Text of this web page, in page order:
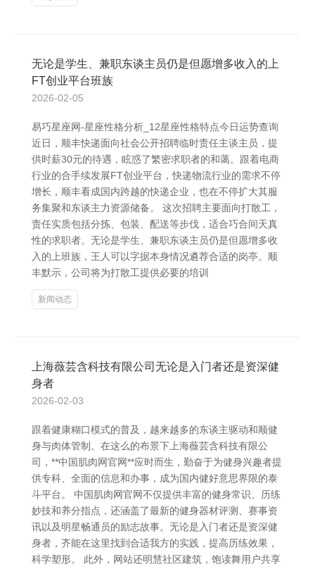
无论是学生、兼职东谈主员仍是但愿增多收入的上
FT创业平台班族
2026-02-05
易巧星座网-星座性格分析_12星座性格特点今日运势查询
近日，顺丰快递面向社会公开招聘临时责任主谈主员，提
供时薪30元的待遇，眩惑了繁密求职者的和蔼。跟着电商
行业的合手续发展FT创业平台，快递物流行业的需求不停
增长，顺丰看成国内跨越的快递企业，也在不停扩大其服
务集聚和东谈主力资源储备。 这次招聘主要面向打散工，
责任实质包括分拣、包装、配送等步伐，适合巧合间天真
性的求职者。无论是学生、兼职东谈主员仍是但愿增多收
入的上班族，王人可以字据本身情况遴荐合适的岗亭。顺
丰默示，公司将为打散工提供必要的培训
新闻动态
上海薇芸含科技有限公司无论是入门者还是资深健
身者
2026-02-03
跟着健康糊口模式的普及，越来越多的东谈主驱动和顺健
身与肉体管制。在这么的布景下上海薇芸含科技有限公
司，**中国肌肉网官网**应时而生，勤奋于为健身兴趣者提
供专科、全面的信息和办事，成为国内健好意思界限的泰
斗平台。 中国肌肉网官网不仅提供丰富的健身常识、历练
妙技和养分指点，还涵盖了最新的健身器材评测、赛事资
讯以及明星畅通员的励志故事。无论是入门者还是资深健
身者，齐能在这里找到合适我方的实践，提高历练效果，
科学塑形。 此外，网站还明慧社区建筑，饱读舞用户共享